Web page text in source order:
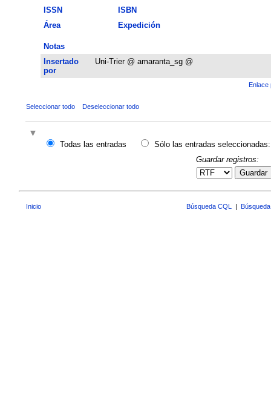
ISSN
ISBN
Área
Expedición
Notas
Insertado
por
Uni-Trier @ amaranta_sg @
Enlace
Seleccionar todo Deseleccionar todo
Todas las entradas
Sólo las entradas seleccionadas:
Guardar registros:
Guardar
Inicio Búsqueda CQL